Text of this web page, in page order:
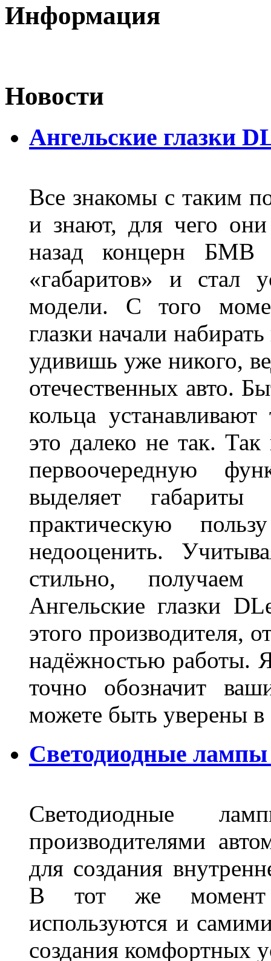
Информация
Новости
Ангельские глазки
Все знакомы с таким
и знают, для чего
назад концерн БМВ
«габаритов» и стал
модели. С того
глазки начали
удивишь уже никого,
отечественных авто.
кольца
это далеко не так. Так
первоочередную
выделяет
практическую
недооценить.
стильно,
Ангельские глазки
этого производителя,
надёжностью работы.
точно обозначит
можете быть уверены
Светодиодные
Светодиодные
производителями
для создания
В тот же момент
используются и
создания комфортных